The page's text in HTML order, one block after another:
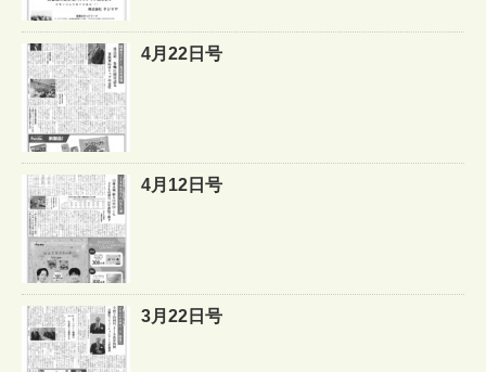
4月22日号
4月12日号
3月22日号